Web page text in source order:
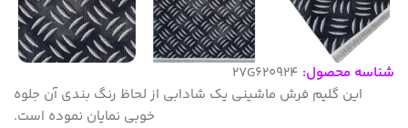
شناسه محصول: 27G620924
این گلیم فرش ماشینی یک شادابی از لحاظ رنگ بندی آن جلوه
خوبی نمایان نموده است.